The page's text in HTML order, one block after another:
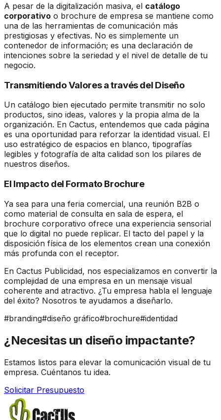
A pesar de la digitalización masiva, el catálogo
corporativo o brochure de empresa se mantiene como
una de las herramientas de comunicación más
prestigiosas y efectivas. No es simplemente un
contenedor de información; es una declaración de
intenciones sobre la seriedad y el nivel de detalle de tu
negocio.
Transmitiendo Valores a través del Diseño
Un catálogo bien ejecutado permite transmitir no solo
productos, sino ideas, valores y la propia alma de la
organización. En Cactus, entendemos que cada página
es una oportunidad para reforzar la identidad visual. El
uso estratégico de espacios en blanco, tipografías
legibles y fotografía de alta calidad son los pilares de
nuestros diseños.
El Impacto del Formato Brochure
Ya sea para una feria comercial, una reunión B2B o
como material de consulta en sala de espera, el
brochure corporativo ofrece una experiencia sensorial
que lo digital no puede replicar. El tacto del papel y la
disposición física de los elementos crean una conexión
más profunda con el receptor.
En Cactus Publicidad, nos especializamos en convertir la
complejidad de una empresa en un mensaje visual
coherente and atractivo. ¿Tu empresa habla el lenguaje
del éxito? Nosotros te ayudamos a diseñarlo.
#branding#diseño gráfico#brochure#identidad
¿Necesitas un diseño impactante?
Estamos listos para elevar la comunicación visual de tu
empresa. Cuéntanos tu idea.
Solicitar Presupuesto